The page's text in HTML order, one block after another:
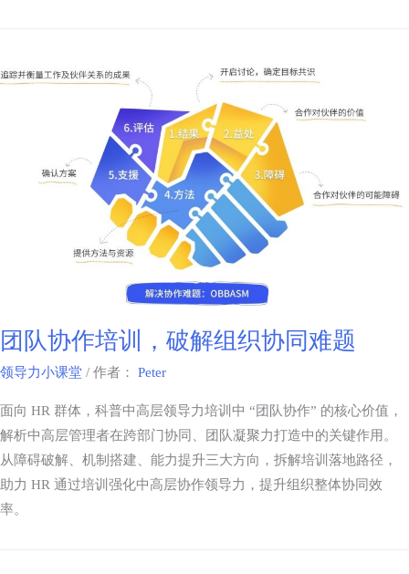
团队协作培训，破解组织协同难题
领导力小课堂 / 作者： Peter
面向 HR 群体，科普中高层领导力培训中 “团队协作” 的核心价值，
解析中高层管理者在跨部门协同、团队凝聚力打造中的关键作用。
从障碍破解、机制搭建、能力提升三大方向，拆解培训落地路径，
助力 HR 通过培训强化中高层协作领导力，提升组织整体协同效
率。​